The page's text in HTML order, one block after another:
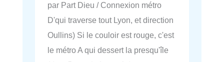
par Part Dieu / Connexion métro
D'qui traverse tout Lyon, et direction
Oullins) Si le couloir est rouge, c'est
le métro A qui dessert la presqu'île